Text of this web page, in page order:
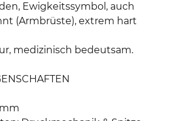
Ewigkeitssymbol, auch
(Armbrüste), extrem hart
medizinisch bedeutsam.